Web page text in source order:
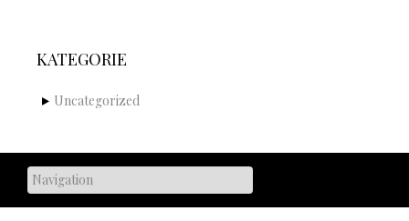
KATEGORIE
Uncategorized